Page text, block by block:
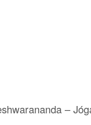
–